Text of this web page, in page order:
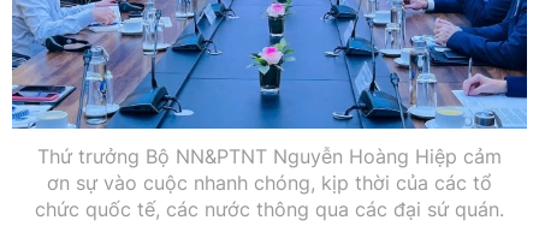
Thứ trưởng Bộ NN&PTNT Nguyễn Hoàng Hiệp cảm
ơn sự vào cuộc nhanh chóng, kịp thời của các tổ
chức quốc tế, các nước thông qua các đại sứ quán.